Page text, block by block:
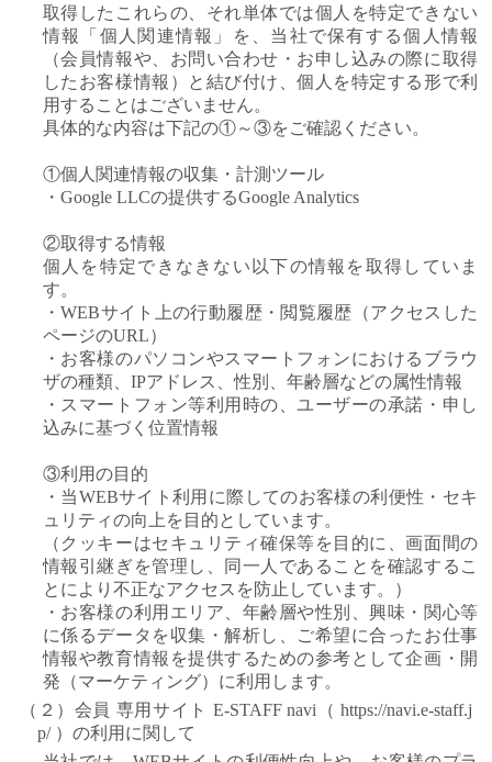
取得したこれらの、それ単体では個人を特定できない
情報「個人関連情報」を、当社で保有する個人情報
（会員情報や、お問い合わせ・お申し込みの際に取得
したお客様情報）と結び付け、個人を特定する形で利
用することはございません。
具体的な内容は下記の①～③をご確認ください。
①個人関連情報の収集・計測ツール
・Google LLCの提供するGoogle Analytics
②取得する情報
個人を特定できなきない以下の情報を取得していま
す。
・WEBサイト上の行動履歴・閲覧履歴（アクセスした
ページのURL）
・お客様のパソコンやスマートフォンにおけるブラウ
ザの種類、IPアドレス、性別、年齢層などの属性情報
・スマートフォン等利用時の、ユーザーの承諾・申し
込みに基づく位置情報
③利用の目的
・当WEBサイト利用に際してのお客様の利便性・セキ
ュリティの向上を目的としています。
（クッキーはセキュリティ確保等を目的に、画面間の
情報引継ぎを管理し、同一人であることを確認するこ
とにより不正なアクセスを防止しています。）
・お客様の利用エリア、年齢層や性別、興味・関心等
に係るデータを収集・解析し、ご希望に合ったお仕事
情報や教育情報を提供するための参考として企画・開
発（マーケティング）に利用します。
（２）会員 専用サイト E-STAFF navi（ https://navi.e-staff.j
p/ ）の利用に関して